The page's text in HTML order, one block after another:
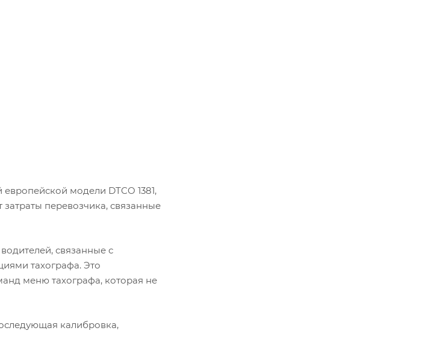
модели DTCO 1381,
перевозчика, связанные
связанные с
тахографа. Это
меню тахографа, которая не
калибровка,